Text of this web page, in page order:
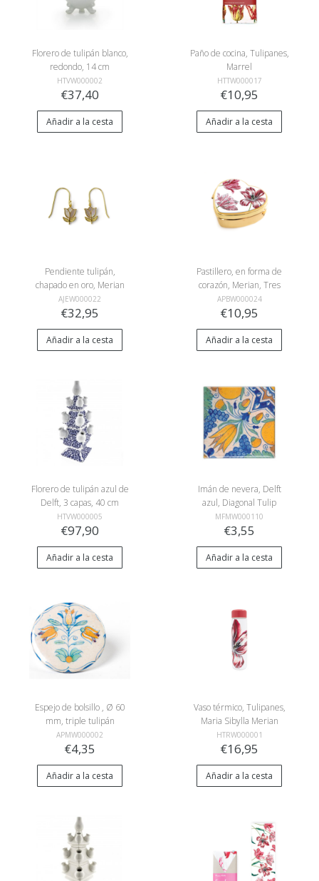
Florero de tulipán blanco,
redondo, 14 cm
HTVW000002
€37,40
Añadir a la cesta
Paño de cocina, Tulipanes,
Marrel
HTTW000017
€10,95
Añadir a la cesta
Pendiente tulipán,
chapado en oro, Merian
AJEW000022
€32,95
Añadir a la cesta
Pastillero, en forma de
corazón, Merian, Tres
tulipanes
APBW000024
€10,95
Añadir a la cesta
Florero de tulipán azul de
Delft, 3 capas, 40 cm
HTVW000005
€97,90
Añadir a la cesta
Imán de nevera, Delft
azul, Diagonal Tulip
policromo
MFMW000110
€3,55
Añadir a la cesta
Espejo de bolsillo , Ø 60
mm, triple tulipán
APMW000002
€4,35
Añadir a la cesta
Vaso térmico, Tulipanes,
Maria Sibylla Merian
HTRW000001
€16,95
Añadir a la cesta